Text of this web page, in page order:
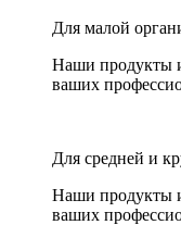
Для малой
Наши продукты
ваших
Для средней и
Наши продукты
ваших